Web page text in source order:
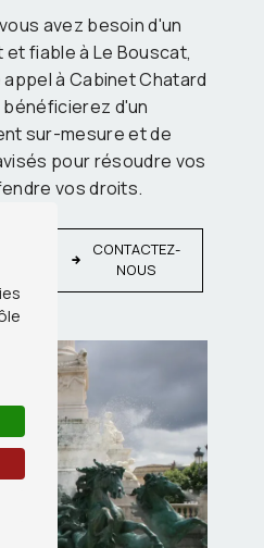
avez besoin d'un
fiable à Le Bouscat,
à Cabinet Chatard
bénéficierez d'un
sur-mesure et de
pour résoudre vos
vos droits.
CONTACTEZ-
NOUS